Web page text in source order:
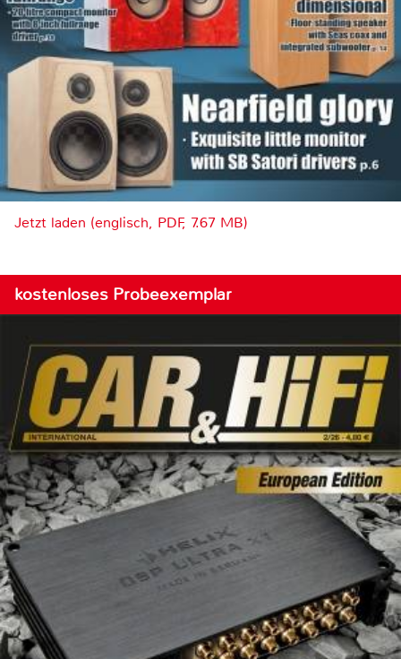
Jetzt laden (englisch, PDF, 7.67 MB)
kostenloses Probeexemplar